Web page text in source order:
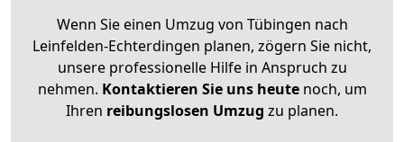
Wenn Sie einen Umzug von Tübingen nach
Leinfelden-Echterdingen planen, zögern Sie nicht,
unsere professionelle Hilfe in Anspruch zu
nehmen. Kontaktieren Sie uns heutenoch, um
Ihren reibungslosen Umzug zu planen.